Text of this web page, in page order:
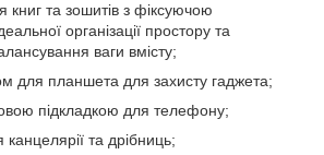
книг та зошитів з фіксуючою
організації простору та
ваги вмісту;
для планшета для захисту гаджета;
підкладкою для телефону;
та дрібниць;